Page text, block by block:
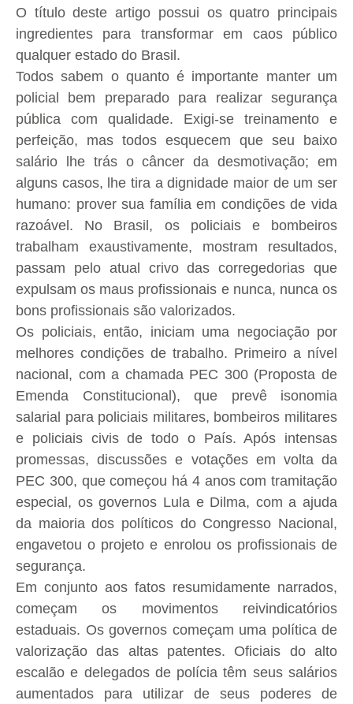
O título deste artigo possui os quatro principais
ingredientes para transformar em caos público
qualquer estado do Brasil.
Todos sabem o quanto é importante manter um
policial bem preparado para realizar segurança
pública com qualidade. Exigi-se treinamento e
perfeição, mas todos esquecem que seu baixo
salário lhe trás o câncer da desmotivação; em
alguns casos, lhe tira a dignidade maior de um ser
humano: prover sua família em condições de vida
razoável. No Brasil, os policiais e bombeiros
trabalham exaustivamente, mostram resultados,
passam pelo atual crivo das corregedorias que
expulsam os maus profissionais e nunca, nunca os
bons profissionais são valorizados.
Os policiais, então, iniciam uma negociação por
melhores condições de trabalho. Primeiro a nível
nacional, com a chamada PEC 300 (Proposta de
Emenda Constitucional), que prevê isonomia
salarial para policiais militares, bombeiros militares
e policiais civis de todo o País. Após intensas
promessas, discussões e votações em volta da
PEC 300, que começou há 4 anos com tramitação
especial, os governos Lula e Dilma, com a ajuda
da maioria dos políticos do Congresso Nacional,
engavetou o projeto e enrolou os profissionais de
segurança.
Em conjunto aos fatos resumidamente narrados,
começam os movimentos reivindicatórios
estaduais. Os governos começam uma política de
valorização das altas patentes. Oficiais do alto
escalão e delegados de polícia têm seus salários
aumentados para utilizar de seus poderes de